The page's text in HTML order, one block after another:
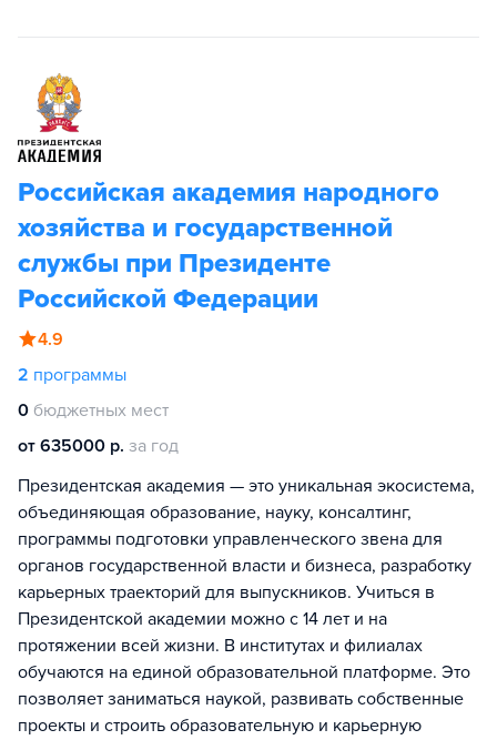
Российская академия народного
хозяйства и государственной
службы при Президенте
Российской Федерации
4.9
2 программы
0 бюджетных мест
от 635000 р. за год
Президентская академия — это уникальная экосистема,
объединяющая образование, науку, консалтинг,
программы подготовки управленческого звена для
органов государственной власти и бизнеса, разработку
карьерных траекторий для выпускников. Учиться в
Президентской академии можно с 14 лет и на
протяжении всей жизни. В институтах и филиалах
обучаются на единой образовательной платформе. Это
позволяет заниматься наукой, развивать собственные
проекты и строить образовательную и карьерную